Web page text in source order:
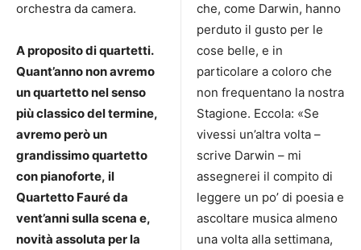
orchestra da camera.
A proposito di quartetti.
Quant’anno non avremo
un quartetto nel senso
più classico del termine,
avremo però un
grandissimo quartetto
con pianoforte, il
Quartetto Fauré da
vent’anni sulla scena e,
novità assoluta per la
che, come Darwin, hanno
perduto il gusto per le
cose belle, e in
particolare a coloro che
non frequentano la nostra
Stagione. Eccola: «Se
vivessi un’altra volta –
scrive Darwin – mi
assegnerei il compito di
leggere un po’ di poesia e
ascoltare musica almeno
una volta alla settimana,